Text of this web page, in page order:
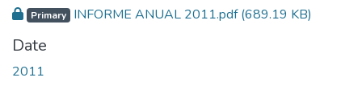
Primary INFORME ANUAL 2011.pdf(689.19 KB)
Date
2011